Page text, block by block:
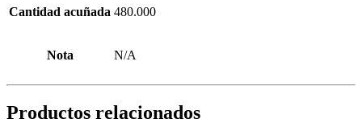
Cantidad acuñada 480.000
Nota N/A
Productos relacionados